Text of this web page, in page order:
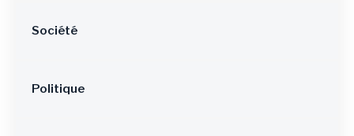
Société
Politique